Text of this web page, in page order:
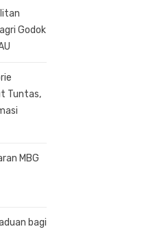
Godok
Tuntas,
MBG
bagi